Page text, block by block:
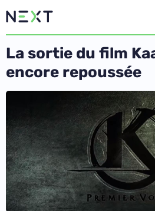
La sortie du film
encore repoussée